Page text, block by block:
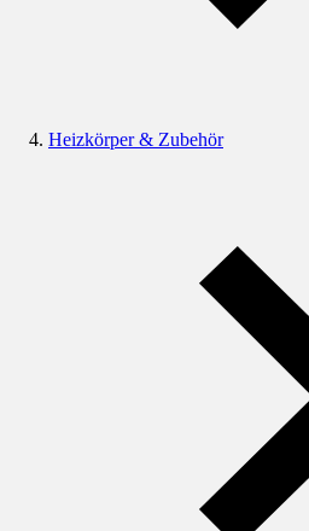
Heizkörper & Zubehör